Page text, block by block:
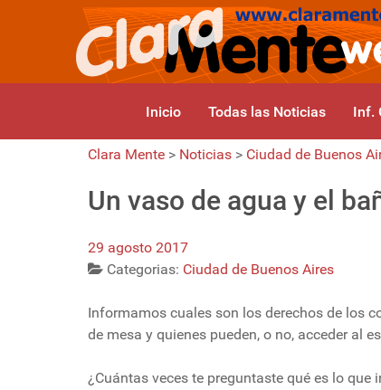
Inicio Todas las Noticias Inf.
Clara Mente > Noticias > Ciudad de Buenos
Un vaso de agua y el
29 agosto 2017
Categorias: Ciudad de Buenos Aires
Informamos cuales son los derechos de los
de mesa y quienes pueden, o no, acceder al
¿Cuántas veces te preguntaste qué es lo